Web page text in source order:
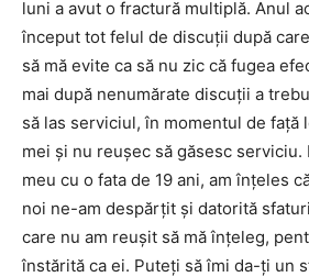
luni a avut o fractură multiplă. Anul
început tot felul de discuţii după
să mă evite ca să nu zic că fugea
mai după nenumărate discuţii a
să las serviciul, în momentul de faţă
mei şi nu reuşec să găsesc serviciu.
meu cu o fata de 19 ani, am înţeles
noi ne-am despărţit şi datorită
care nu am reuşit să mă înţeleg,
înstărită ca ei. Puteţi să îmi da-ţi un